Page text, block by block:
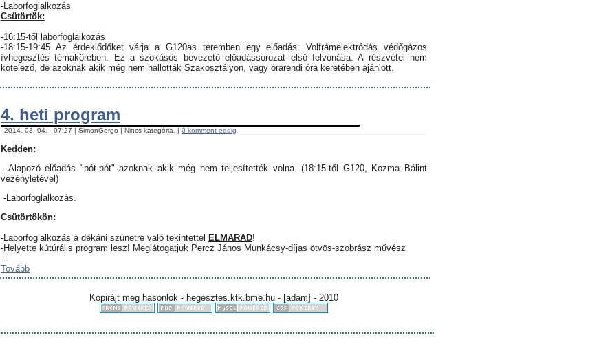
-Laborfoglalkozás
Csütörtök:
-16:15-től laborfoglalkozás
-18:15-19:45 Az érdeklődőket várja a G120as teremben egy előadás: Volfrámelektródás védőgázos
ívhegesztés témakörében. Ez a szokásos bevezető előadássorozat első felvonása. A részvétel nem
kötelező, de azoknak akik még nem hallották Szakosztályon, vagy órarendi óra keretében ajánlott.
4. heti program
2014. 03. 04. - 07:27 | SimonGergo | Nincs kategória. | 0 komment eddig
Kedden:
-Alapozó előadás "pót-pót" azoknak akik még nem teljesítették volna. (18:15-től G120, Kozma Bálint
vezényletével)
-Laborfoglalkozás.
Csütörtökön:
-Laborfoglalkozás a dékáni szünetre való tekintettel ELMARAD!
-Helyette kútúrális program lesz! Meglátogatjuk Percz János Munkácsy-díjas ötvös-szobrász művész
...
Tovább
Kopirájt meg hasonlók - hegesztes.ktk.bme.hu - [adam] - 2010